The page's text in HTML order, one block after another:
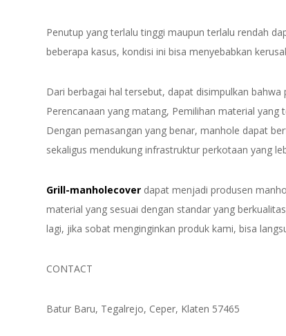
Penutup yang terlalu tinggi maupun terlalu rendah
beberapa kasus, kondisi ini bisa menyebabkan
Dari berbagai hal tersebut, dapat disimpulkan bahwa
Perencanaan yang matang, Pemilihan material
Dengan pemasangan yang benar, manhole dapat
sekaligus mendukung infrastruktur perkotaan yang
Grill-manholecover dapat menjadi produsen
material yang sesuai dengan standar yang
lagi, jika sobat menginginkan produk kami, bisa
CONTACT
Batur Baru, Tegalrejo, Ceper, Klaten 57465